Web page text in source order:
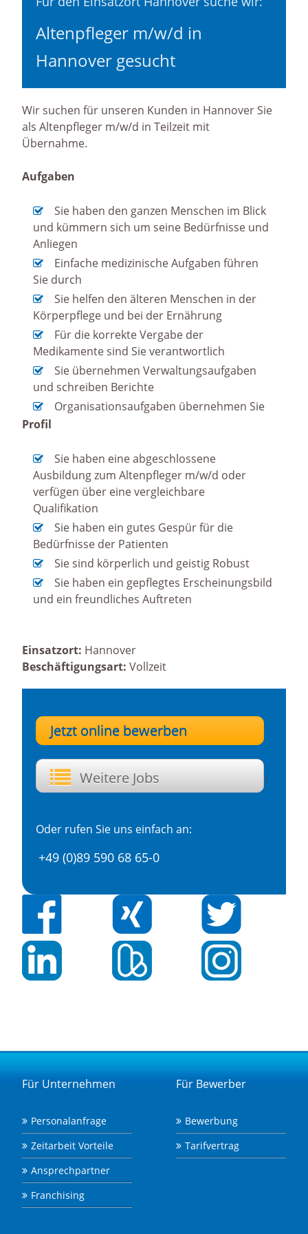
Altenpfleger m/w/d in
Hannover gesucht
Wir suchen für unseren Kunden in Hannover Sie
als Altenpfleger m/w/d in Teilzeit mit
Übernahme.
Aufgaben
Sie haben den ganzen Menschen im Blick
und kümmern sich um seine Bedürfnisse und
Anliegen
Einfache medizinische Aufgaben führen
Sie durch
Sie helfen den älteren Menschen in der
Körperpflege und bei der Ernährung
Für die korrekte Vergabe der
Medikamente sind Sie verantwortlich
Sie übernehmen Verwaltungsaufgaben
und schreiben Berichte
Organisationsaufgaben übernehmen Sie
Profil
Sie haben eine abgeschlossene
Ausbildung zum Altenpfleger m/w/d oder
verfügen über eine vergleichbare
Qualifikation
Sie haben ein gutes Gespür für die
Bedürfnisse der Patienten
Sie sind körperlich und geistig Robust
Sie haben ein gepflegtes Erscheinungsbild
und ein freundliches Auftreten
Einsatzort: Hannover
Beschäftigungsart: Vollzeit
Jetzt online bewerben
Weitere Jobs ';
Oder rufen Sie uns einfach an:
+49 (0)89 590 68 65-0
Für Unternehmen
Personalanfrage
Zeitarbeit Vorteile
Ansprechpartner
Franchising
Für Bewerber
Bewerbung
Tarifvertrag